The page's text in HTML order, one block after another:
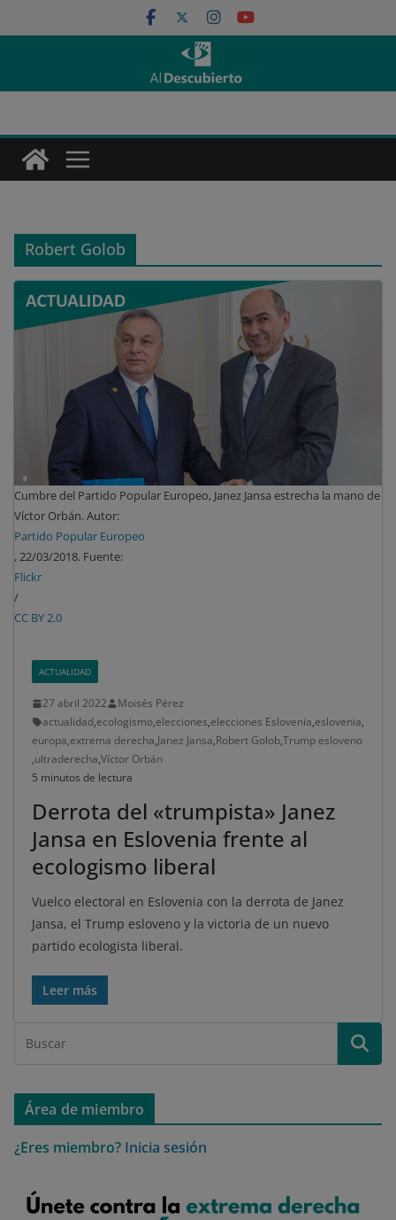
al
Robert Golob
Cumbre del Partido Popular Europeo, Janez Jansa estrecha la mano de
Víctor Orbán. Autor:
Partido Popular Europeo
, 22/03/2018. Fuente:
Flickr
/
CC BY 2.0
ACTUALIDAD
27 abril 2022
Moisés Pérez
actualidad,ecologismo,elecciones,elecciones Eslovenia,eslovenia,
europa,extrema derecha,Janez Jansa,Robert Golob,Trump esloveno
,ultraderecha,Víctor Orbán
5 minutos de lectura
Derrota del «trumpista» Janez
Jansa en Eslovenia frente al
ecologismo liberal
Vuelco electoral en Eslovenia con la derrota de Janez
Jansa, el Trump esloveno y la victoria de un nuevo
partido ecologista liberal.
Leer más
Área de miembro
¿Eres miembro? Inicia sesión